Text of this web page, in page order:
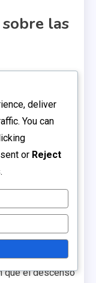
las
de los
están
expresan
éxito, con un
a
asociado con la
de su apoyo.
que el descenso
deliver
You can
or Reject